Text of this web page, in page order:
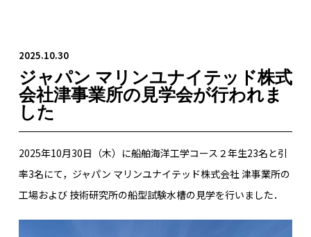
2025.10.30
ジャパン マリンユナイテッド株式
会社津事業所の見学会が行われま
した
2025年10月30日（木）に船舶海洋工学コース２年生23名と引
率3名にて，ジャパン マリンユナイテッド株式会社 津事業所の
工場および 技術研究所の船型試験水槽の見学を行いました．